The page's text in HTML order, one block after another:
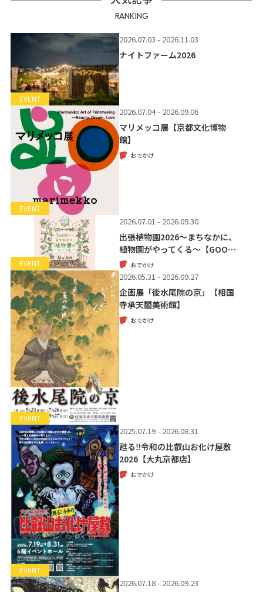
RANKING
EVENT
2026.07.03 - 2026.11.03
ナイトファーム2026
EVENT
2026.07.04 - 2026.09.06
マリメッコ展【京都文化博物
館】
おでかけ
EVENT
2026.07.01 - 2026.09.30
出張植物園2026～まちなかに、
植物園がやってくる～【GOO…
おでかけ
EVENT
2026.05.31 - 2026.09.27
企画展「後水尾院の京」【相国
寺承天閣美術館】
おでかけ
EVENT
2025.07.19 - 2026.08.31
甦る‼令和の比叡山お化け屋敷
2026【大丸京都店】
おでかけ
2026.07.18 - 2026.09.23